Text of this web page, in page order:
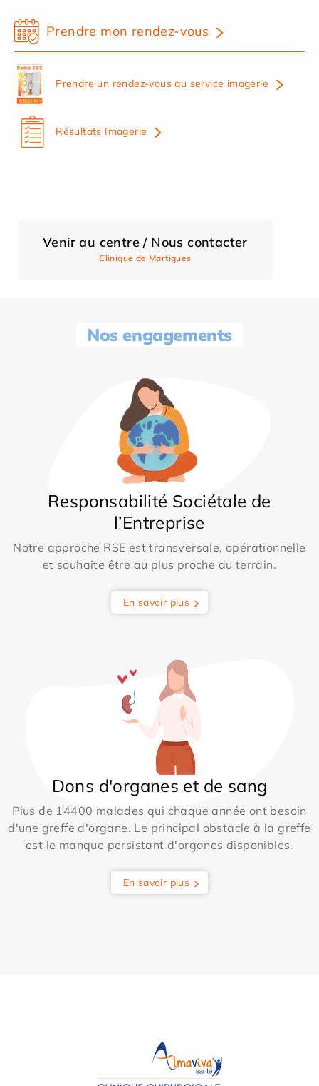
Prendre mon rendez-vous
Prendre un rendez-vous au service imagerie
Résultats Imagerie
Venir au centre / Nous contacter
Clinique de Martigues
Nos engagements
Responsabilité Sociétale de
l’Entreprise
Notre approche RSE est transversale, opérationnelle
et souhaite être au plus proche du terrain.
En savoir plus
Dons d'organes et de sang
Plus de 14400 malades qui chaque année ont besoin
d'une greffe d'organe. Le principal obstacle à la greffe
est le manque persistant d'organes disponibles.
En savoir plus